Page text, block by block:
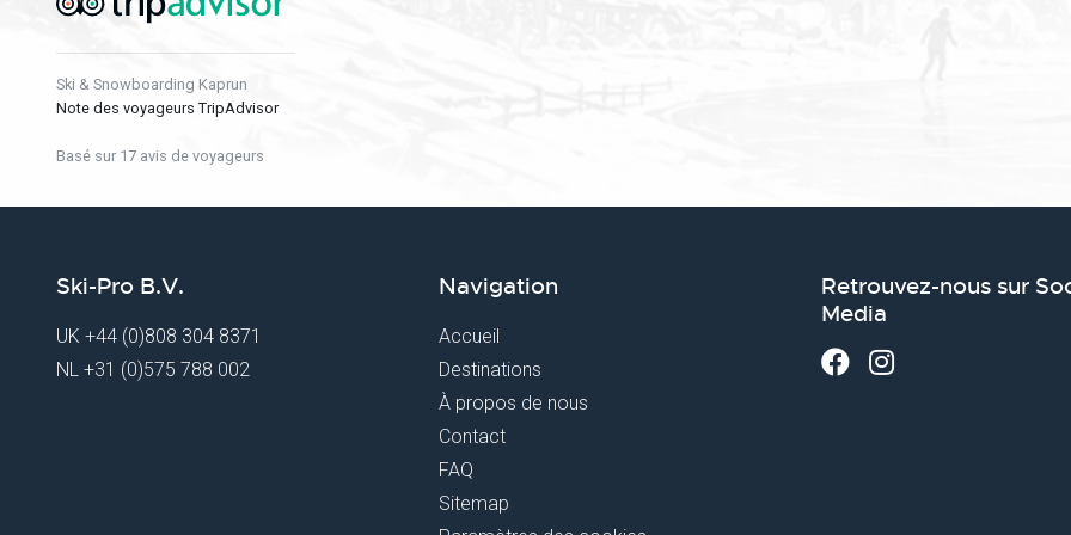
Ski & Snowboarding Kaprun
Note des voyageurs TripAdvisor
Basé sur 17 avis de voyageurs
Ski-Pro B.V.
UK +44 (0)808 304 8371
NL +31 (0)575 788 002
Navigation
Accueil
Destinations
À propos de nous
Contact
FAQ
Sitemap
Retrouvez-nous sur
Media